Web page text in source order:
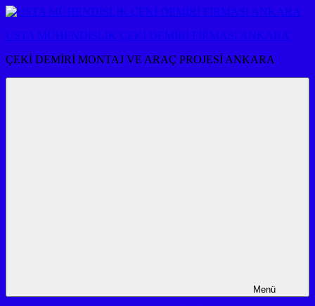
İçeriğe
USTA MÜHENDİSLİK ÇEKİ DEMİRİ FİRMASI ANKARA
ÇEKİ DEMİRİ MONTAJ VE ARAÇ PROJESİ ANKARA
Menü